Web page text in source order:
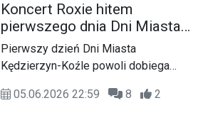
się zarówno doświadczeni rolkarze,
jak i całe rodziny oraz osoby, które
dopiero rozpoczynają swoją przygodę
z tym sportem.
Koncert Roxie hitem
pierwszego dnia Dni Miasta.
Tłumy śpiewały razem z
artystką
Pierwszy dzień Dni Miasta
Kędzierzyn-Koźle powoli dobiega
Pawła II z każdą godziną staje się
05.06.2026 22:59 8 2